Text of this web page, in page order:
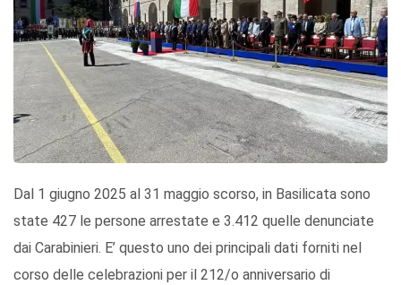
Dal 1 giugno 2025 al 31 maggio scorso, in Basilicata sono
state 427 le persone arrestate e 3.412 quelle denunciate
dai Carabinieri. E’ questo uno dei principali dati forniti nel
corso delle celebrazioni per il 212/o anniversario di